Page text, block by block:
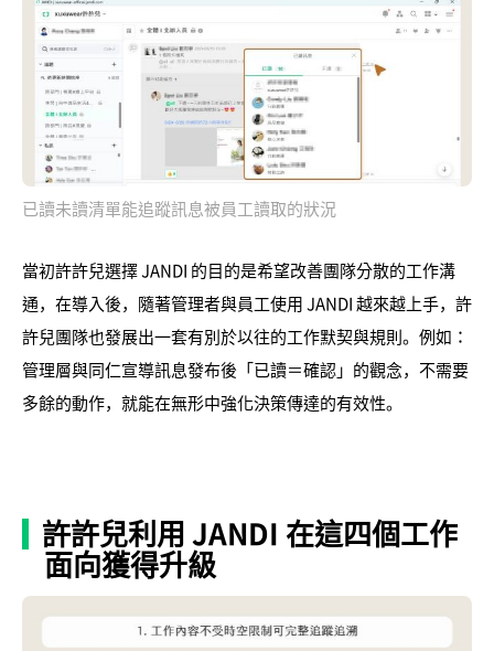
已讀未讀清單能追蹤訊息被員工讀取的狀況
當初許許兒選擇 JANDI 的目的是希望改善團隊分散的工作溝
通，在導入後，隨著管理者與員工使用 JANDI 越來越上手，許
許兒團隊也發展出一套有別於以往的工作默契與規則。例如：
管理層與同仁宣導訊息發布後「已讀＝確認」的觀念，不需要
多餘的動作，就能在無形中強化決策傳達的有效性。
許許兒利用 JANDI 在這四個工作
面向獲得升級